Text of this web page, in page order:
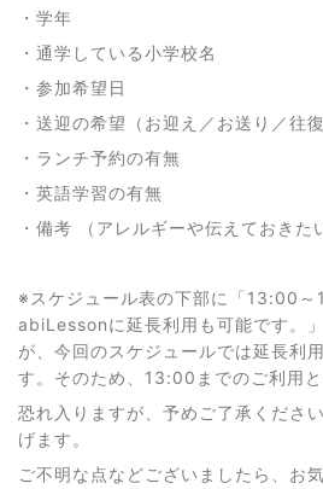
・学年
・通学している小学校名
・参加希望日
・送迎の希望（お迎え／お送り／往復
・ランチ予約の有無
・英語学習の有無
・備考 （アレルギーや伝えておきた
※スケジュール表の下部に「13:00
abiLessonに延長利用も可能です。
が、今回のスケジュールでは延長利
す。そのため、13:00までのご利用と
恐れ入りますが、予めご了承くださ
げます。
ご不明な点などございましたら、お